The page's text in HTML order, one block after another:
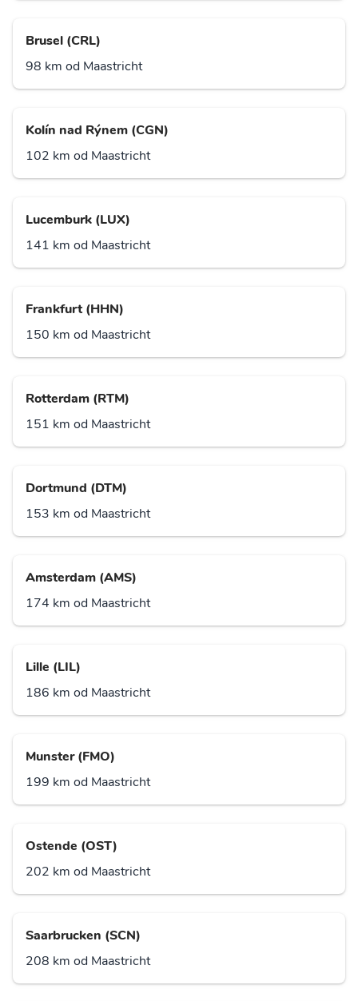
Brusel (CRL)
98 km od Maastricht
Kolín nad Rýnem (CGN)
102 km od Maastricht
Lucemburk (LUX)
141 km od Maastricht
Frankfurt (HHN)
150 km od Maastricht
Rotterdam (RTM)
151 km od Maastricht
Dortmund (DTM)
153 km od Maastricht
Amsterdam (AMS)
174 km od Maastricht
Lille (LIL)
186 km od Maastricht
Munster (FMO)
199 km od Maastricht
Ostende (OST)
202 km od Maastricht
Saarbrucken (SCN)
208 km od Maastricht